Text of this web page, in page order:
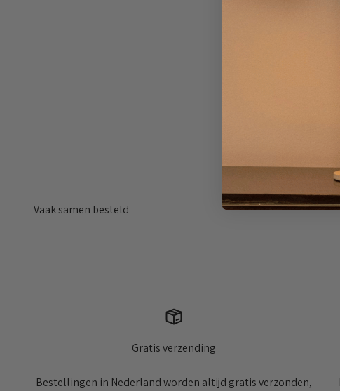
Gratis verzending
Bestellingen in Nederland worden altijd gratis verzonden,